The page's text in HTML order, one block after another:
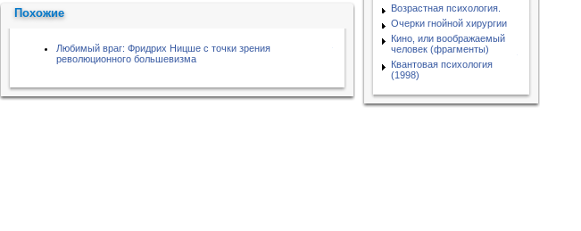
Похожие
Любимый враг: Фридрих Ницше с точки зрения
революционного большевизма
Возрастная психология.
Очерки гнойной хирургии
Кино, или воображаемый
человек (фрагменты)
Квантовая психология
(1998)